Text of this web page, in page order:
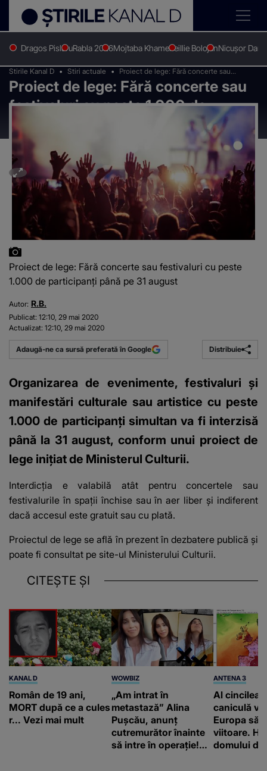
Dragos PislaruRabla 2026Mojtaba KhameneiIlie BolojanNicușor Dan
Stirile Kanal D Stiri actuale
Proiect de lege: Fără concerte sau
festivaluri cu peste 1.000 de participanți
până pe 31 august
Proiect de lege: Fără concerte sau
festivaluri cu peste 1.000 de
participanți până pe 31 august
Proiect de lege: Fără concerte sau festivaluri cu peste
1.000 de participanți până pe 31 august
Autor: R.B.
Publicat: 12:10, 29 mai 2020
Actualizat: 12:10, 29 mai 2020
Adaugă-ne ca sursă preferată în Google Distribuie
Organizarea de evenimente, festivaluri și
manifestări culturale sau artistice cu peste
1.000 de participanți simultan va fi interzisă
până la 31 august, conform unui proiect de
lege inițiat de Ministerul Culturii.
Interdicția e valabilă atât pentru concertele sau
festivalurile în spații închise sau în aer liber și indiferent
dacă accesul este gratuit sau cu plată.
Proiectul de lege se află în prezent în dezbatere publică și
poate fi consultat pe site-ul Ministerului Culturii.
CITEȘTE ȘI
KANAL D
Român de 19 ani,
MORT după ce a cules
r... Vezi mai mult
WOWBIZ
„Am intrat în
metastază” Alina
Pușcău, anunț
cutremurător înainte
să intre în operație!
ANTENA 3
Al cincilea
caniculă
Europa
viitoare.
domului de